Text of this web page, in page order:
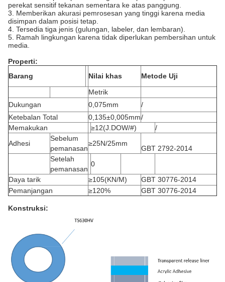
perekat sensitif tekanan sementara ke atas panggung.
3. Memberikan akurasi pemrosesan yang tinggi karena media
disimpan dalam posisi tetap.
4. Tersedia tiga jenis (gulungan, labeler, dan lembaran).
5. Ramah lingkungan karena tidak diperlukan pembersihan untuk
media.
Properti:
Barang
Nilai khas
Metode Uji
Metrik
Dukungan
0,075mm
/
Ketebalan Total
0,135±0,005mm/
Memakukan
≥12(J.DOW/#)
/
Adhesi
Sebelum
pemanasan
≥25N/25mm
GBT 2792-2014
Setelah
pemanasan
0
Daya tarik
≥105(KN/M)
GBT 30776-2014
Pemanjangan
≥120% GBT 30776-2014
Konstruksi: